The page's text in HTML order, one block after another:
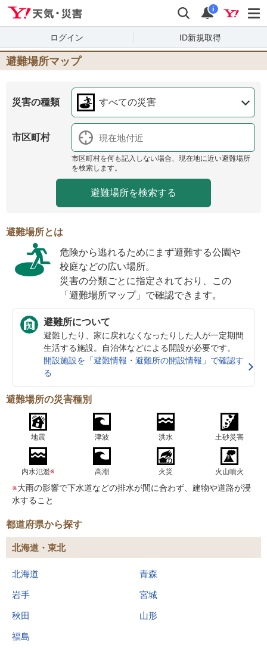
検索 通知
i
ログイン ID新規取得
避難場所マップ
災害の種類 すべての災害
市区町村
市区町村を何も記入しない場合、現在地に近い避難場所
を検索します。
避難場所とは
危険から逃れるためにまず避難する公園や
校庭などの広い場所。
災害の分類ごとに指定されており、この
「避難場所マップ」で確認できます。
避難所について
避難したり、家に戻れなくなったりした人が一定期間
生活する施設。自治体などによる開設が必要です。
開設施設を「避難情報・避難所の開設情報」で確認す
る
避難場所の災害種別
地震 津波 洪水 土砂災害
内水氾濫※ 高潮 火災 火山噴火
※大雨の影響で下水道などの排水が間に合わず、建物や道路が浸
水すること
都道府県から探す
北海道・東北
北海道 青森
岩手 宮城
秋田 山形
福島